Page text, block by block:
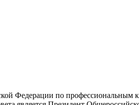
Федерации по профессиональным